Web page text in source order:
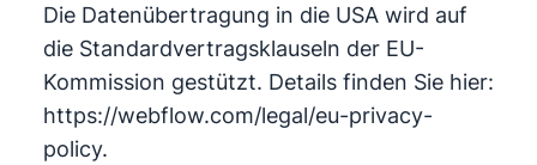
Die Datenübertragung in die USA wird auf
die Standardvertragsklauseln der EU-
Kommission gestützt. Details finden Sie hier:
https://webflow.com/legal/eu-privacy-
policy.